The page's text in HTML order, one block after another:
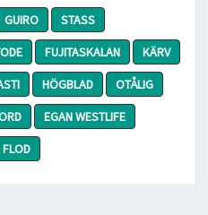
GUIRO
STASS
FUJITASKALAN
KÄRV
HÖGBLAD
OTÅLIG
EGAN WESTLIFE